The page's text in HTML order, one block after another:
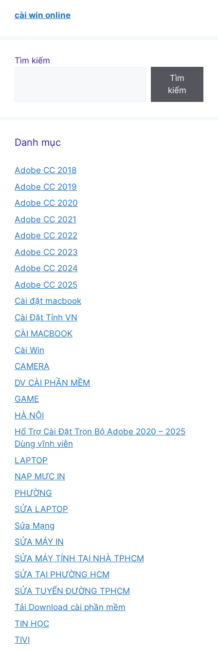
cài win online
Tìm kiếm
Tìm
kiếm
Danh mục
Adobe CC 2018
Adobe CC 2019
Adobe CC 2020
Adobe CC 2021
Adobe CC 2022
Adobe CC 2023
Adobe CC 2024
Adobe CC 2025
Cài đặt macbook
Cài Đặt Tỉnh VN
CÀI MACBOOK
Cài Win
CAMERA
DV CÀI PHẦN MỀM
GAME
HÀ NỘI
Hổ Trợ Cài Đặt Trọn Bộ Adobe 2020 – 2025
Dùng vĩnh viễn
LAPTOP
NẠP MỰC IN
PHƯỜNG
SỬA LAPTOP
Sửa Mạng
SỬA MÁY IN
SỬA MÁY TÍNH TẠI NHÀ TPHCM
SỬA TẠI PHƯỜNG HCM
SỬA TUYẾN ĐƯỜNG TPHCM
Tải Download cài phần mềm
TIN HỌC
TIVI